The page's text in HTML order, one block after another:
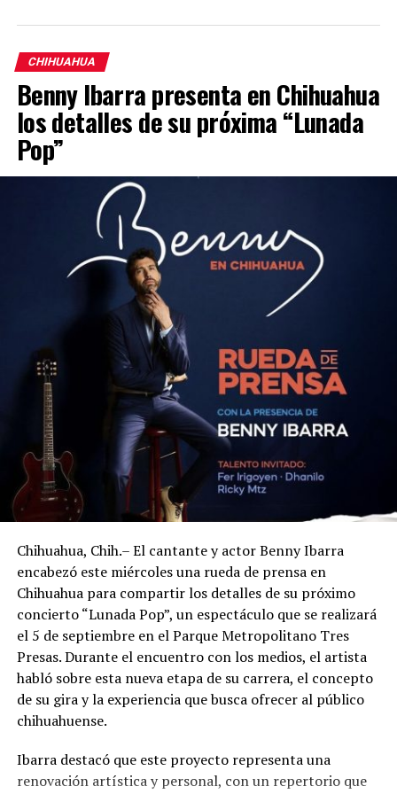
CHIHUAHUA
Benny Ibarra presenta en Chihuahua
los detalles de su próxima “Lunada
Pop”
Chihuahua, Chih.– El cantante y actor Benny Ibarra
encabezó este miércoles una rueda de prensa en
Chihuahua para compartir los detalles de su próximo
concierto “Lunada Pop”, un espectáculo que se realizará
el 5 de septiembre en el Parque Metropolitano Tres
Presas. Durante el encuentro con los medios, el artista
habló sobre esta nueva etapa de su carrera, el concepto
de su gira y la experiencia que busca ofrecer al público
chihuahuense.
Ibarra destacó que este proyecto representa una
renovación artística y personal, con un repertorio que